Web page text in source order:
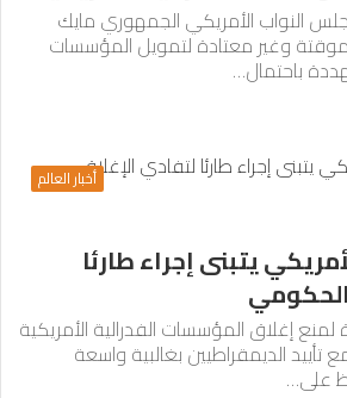
النواب الأمريكي الجمهوري مايك
وغير معتادة لتمويل المؤسسات
باحتمال…
أخبار العالم
يتبنى إجراء طارئا
إغلاق المؤسسات الفدرالية الأمريكية
الديمقراطيين بغالبية واسعة
على…